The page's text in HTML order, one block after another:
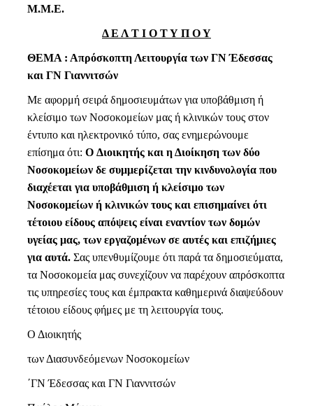
Μ.Μ.Ε.
Δ Ε Λ Τ Ι Ο Τ Υ Π Ο Υ
ΘΕΜΑ : Απρόσκοπτη Λειτουργία των ΓΝ Έδεσσας
και ΓΝ Γιαννιτσών
Mε αφορμή σειρά δημοσιευμάτων για υποβάθμιση ή
κλείσιμο των Νοσοκομείων μας ή κλινικών τους στον
έντυπο και ηλεκτρονικό τύπο, σας ενημερώνουμε
επίσημα ότι: O Διοικητής και η Διοίκηση των δύο
Νοσοκομείων δε συμμερίζεται την κινδυνολογία που
διαχέεται για υποβάθμιση ή κλείσιμο των
Νοσοκομείων ή κλινικών τους και επισημαίνει ότι
τέτοιου είδους απόψεις είναι εναντίον των δομών
υγείας μας, των εργαζομένων σε αυτές και επιζήμιες
για αυτά. Σας υπενθυμίζουμε ότι παρά τα δημοσιεύματα,
τα Νοσοκομεία μας συνεχίζουν να παρέχουν απρόσκοπτα
τις υπηρεσίες τους και έμπρακτα καθημερινά διαψεύδουν
τέτοιου είδους φήμες με τη λειτουργία τους.
Ο Διοικητής
των Διασυνδεόμενων Νοσοκομείων
΄ΓΝ Έδεσσας και ΓΝ Γιαννιτσών